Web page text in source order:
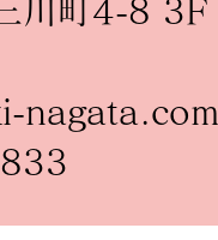
川町4-8 3F
nagata.com